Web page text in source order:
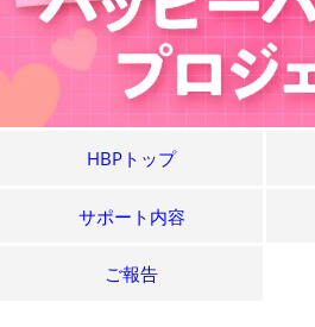
HBPトップ
サポート内容
ご報告